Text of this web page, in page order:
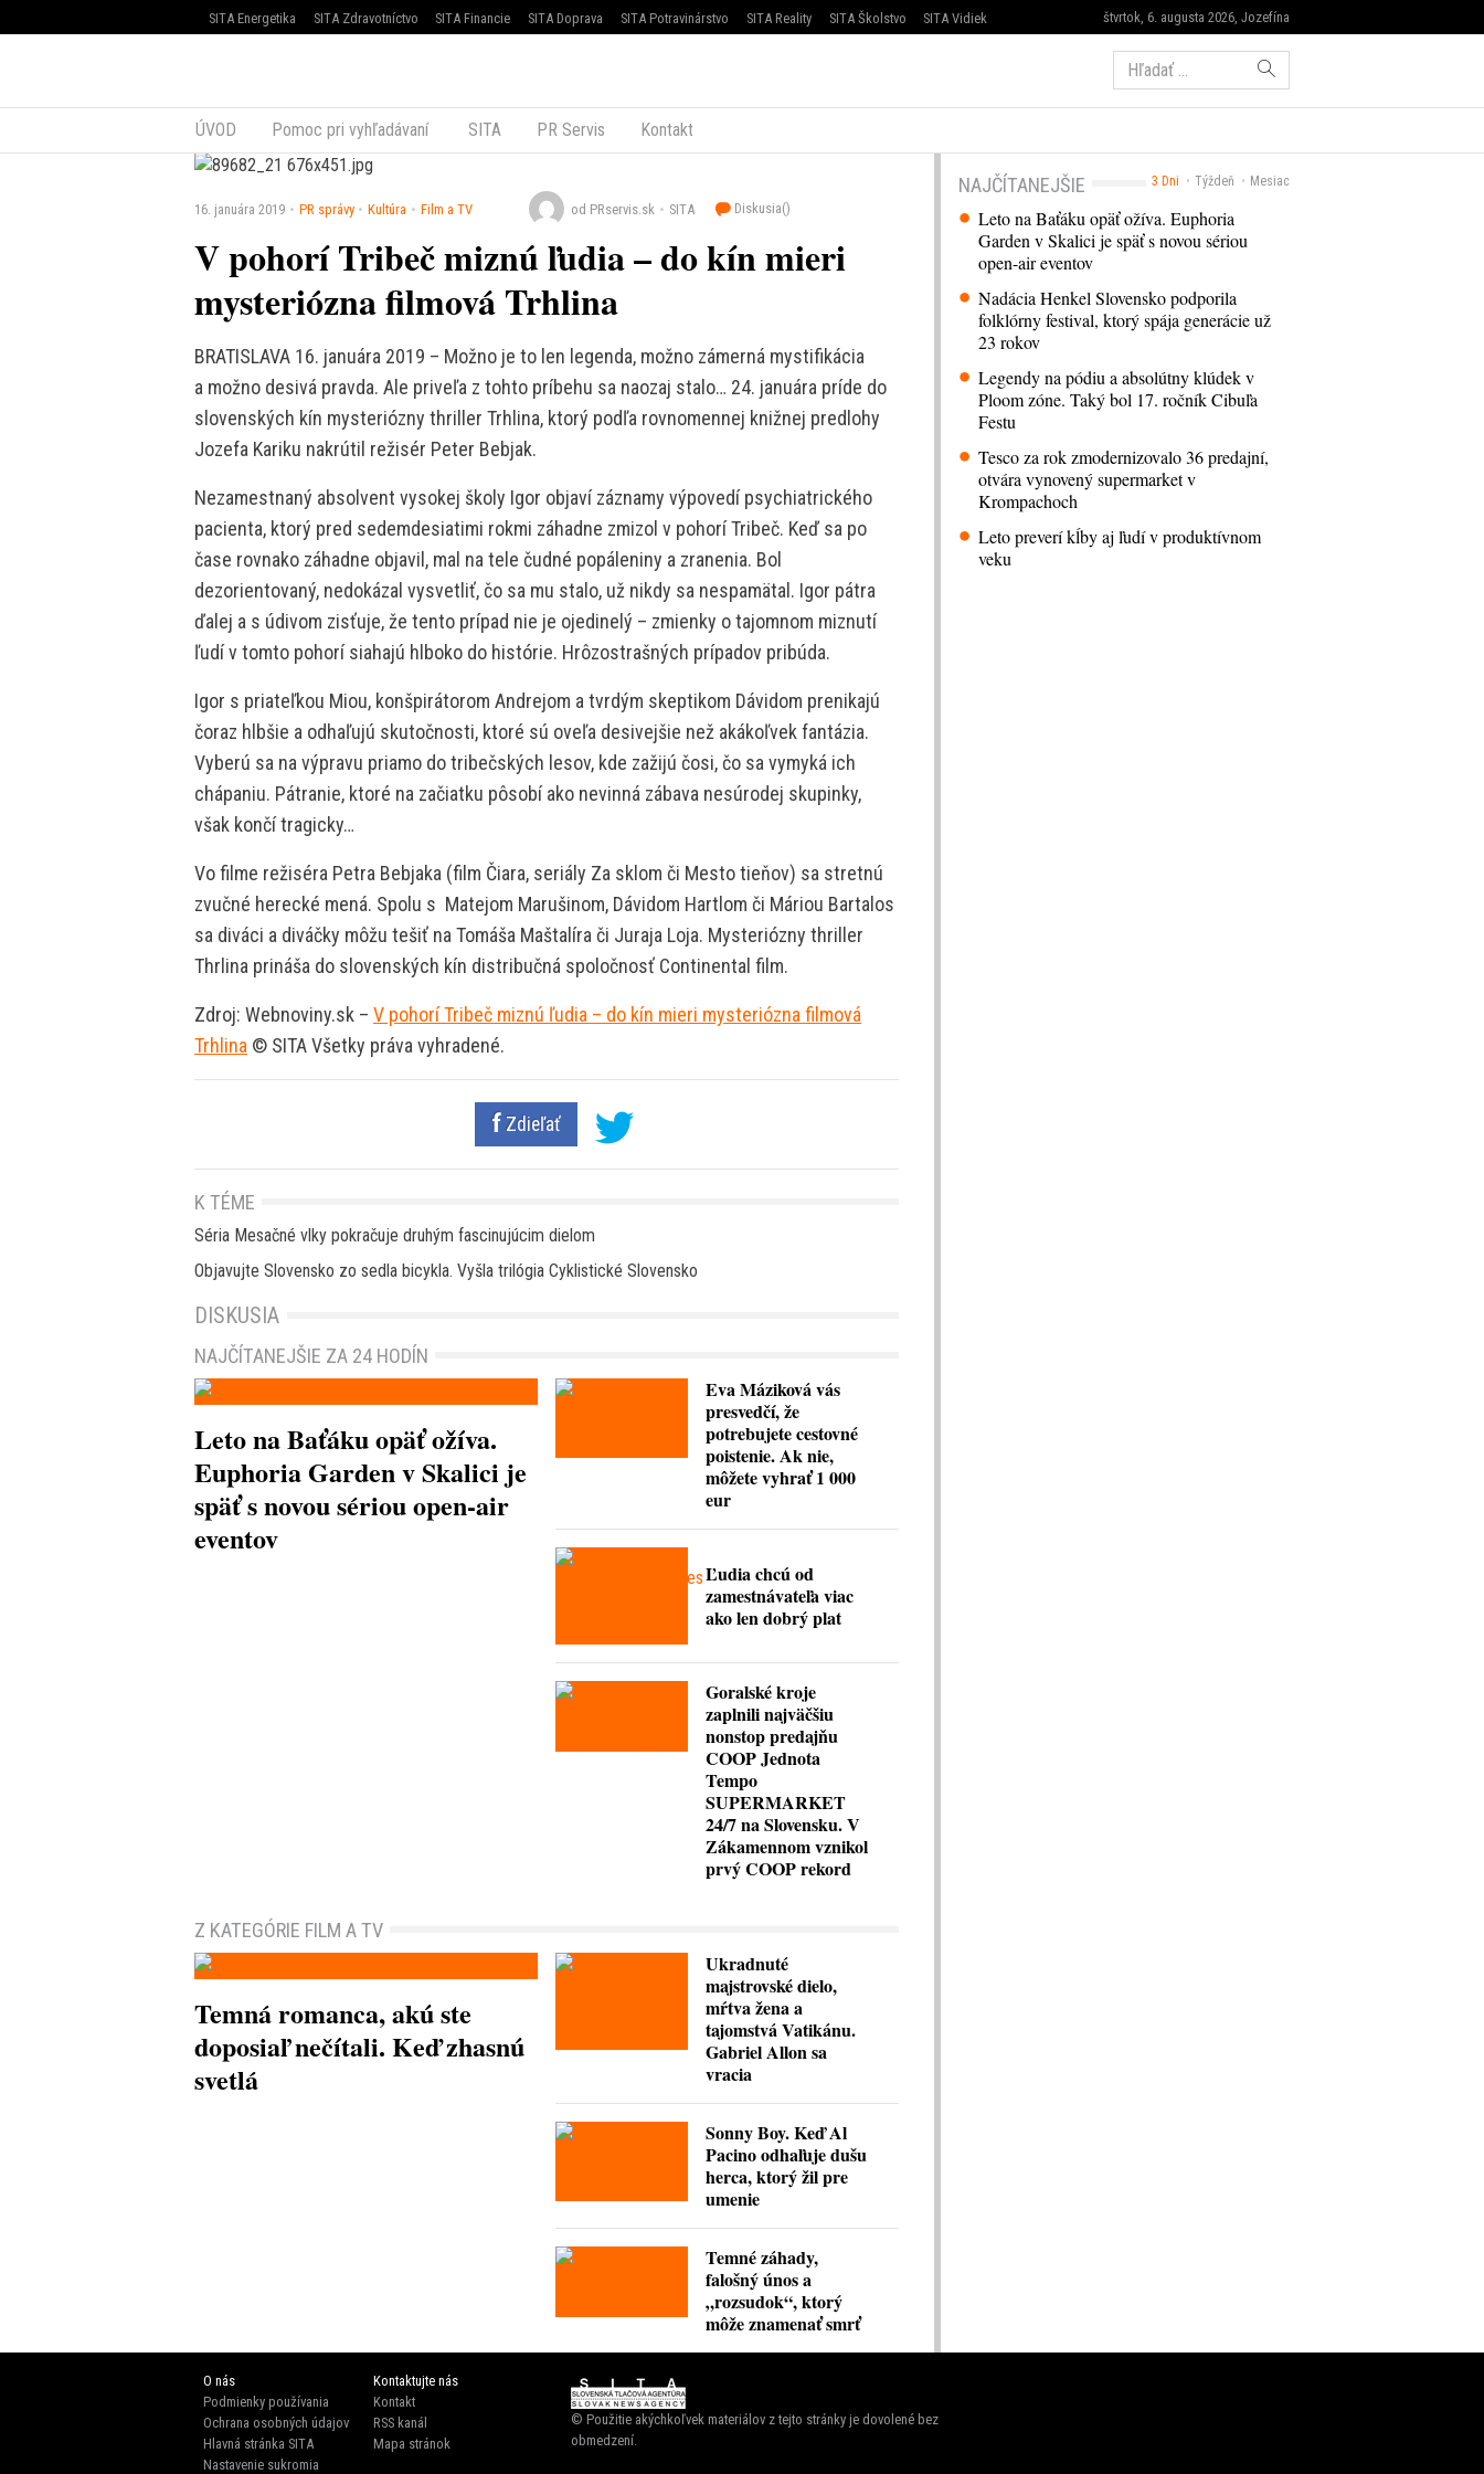
štvrtok, 6. augusta 2026, Jozefína
SITA Energetika SITA Zdravotníctvo SITA Financie SITA Doprava SITA Potravinárstvo SITA Reality SITA Školstvo SITA Vidiek
Hľadať:
ÚVOD Pomoc pri vyhľadávaní SITA PR Servis Kontakt
16. januára 2019 PR správy Kultúra Film a TV od PRservis.sk SITA Diskusia()
V pohorí Tribeč miznú ľudia – do kín mieri
mysteriózna filmová Trhlina
BRATISLAVA 16. januára 2019 – Možno je to len legenda, možno zámerná mystifikácia
a možno desivá pravda. Ale priveľa z tohto príbehu sa naozaj stalo… 24. januára príde do
slovenských kín mysteriózny thriller Trhlina, ktorý podľa rovnomennej knižnej predlohy
Jozefa Kariku nakrútil režisér Peter Bebjak.
Nezamestnaný absolvent vysokej školy Igor objaví záznamy výpovedí psychiatrického
pacienta, ktorý pred sedemdesiatimi rokmi záhadne zmizol v pohorí Tribeč. Keď sa po
čase rovnako záhadne objavil, mal na tele čudné popáleniny a zranenia. Bol
dezorientovaný, nedokázal vysvetliť, čo sa mu stalo, už nikdy sa nespamätal. Igor pátra
ďalej a s údivom zisťuje, že tento prípad nie je ojedinelý – zmienky o tajomnom miznutí
ľudí v tomto pohorí siahajú hlboko do histórie. Hrôzostrašných prípadov pribúda.
Igor s priateľkou Miou, konšpirátorom Andrejom a tvrdým skeptikom Dávidom prenikajú
čoraz hlbšie a odhaľujú skutočnosti, ktoré sú oveľa desivejšie než akákoľvek fantázia.
Vyberú sa na výpravu priamo do tribečských lesov, kde zažijú čosi, čo sa vymyká ich
chápaniu. Pátranie, ktoré na začiatku pôsobí ako nevinná zábava nesúrodej skupinky,
však končí tragicky…
Vo filme režiséra Petra Bebjaka (film Čiara, seriály Za sklom či Mesto tieňov) sa stretnú
zvučné herecké mená. Spolu s Matejom Marušinom, Dávidom Hartlom či Máriou Bartalos
sa diváci a diváčky môžu tešiť na Tomáša Maštalíra či Juraja Loja. Mysteriózny thriller
Thrlina prináša do slovenských kín distribučná spoločnosť Continental film.
Zdroj: Webnoviny.sk – V pohorí Tribeč miznú ľudia – do kín mieri mysteriózna filmová
Trhlina © SITA Všetky práva vyhradené.
Zdieľať
3 Dni Týždeň Mesiac
NAJČÍTANEJŠIE
Leto na Baťáku opäť ožíva. Euphoria
Garden v Skalici je späť s novou sériou
open-air eventov
Nadácia Henkel Slovensko podporila
folklórny festival, ktorý spája generácie už
23 rokov
Legendy na pódiu a absolútny klúdek v
Ploom zóne. Taký bol 17. ročník Cibuľa
Festu
Tesco za rok zmodernizovalo 36 predajní,
otvára vynovený supermarket v
Krompachoch
Leto preverí kĺby aj ľudí v produktívnom
veku
K TÉME
Séria Mesačné vlky pokračuje druhým fascinujúcim dielom
Objavujte Slovensko zo sedla bicykla. Vyšla trilógia Cyklistické Slovensko
DISKUSIA
NAJČÍTANEJŠIE ZA 24 HODÍN
Leto na Baťáku opäť ožíva.
Euphoria Garden v Skalici je
späť s novou sériou open-air
eventov
Eva Máziková vás
presvedčí, že
potrebujete cestovné
poistenie. Ak nie,
môžete vyhrať 1 000
eur
Ľudia chcú od
zamestnávateľa viac
ako len dobrý plat
Goralské kroje
zaplnili najväčšiu
nonstop predajňu
COOP Jednota
Tempo
SUPERMARKET
24/7 na Slovensku. V
Zákamennom vznikol
prvý COOP rekord
Z KATEGÓRIE FILM A TV
Temná romanca, akú ste
doposiaľ nečítali. Keď zhasnú
svetlá
Ukradnuté
majstrovské dielo,
mŕtva žena a
tajomstvá Vatikánu.
Gabriel Allon sa
vracia
Sonny Boy. Keď Al
Pacino odhaľuje dušu
herca, ktorý žil pre
umenie
Temné záhady,
falošný únos a
„rozsudok“, ktorý
môže znamenať smrť
O nás
Podmienky používania
Ochrana osobných údajov
Hlavná stránka SITA
Nastavenie sukromia
Kontaktujte nás
Kontakt
RSS kanál
Mapa stránok
© Použitie akýchkoľvek materiálov z tejto stránky je dovolené bez
obmedzení.